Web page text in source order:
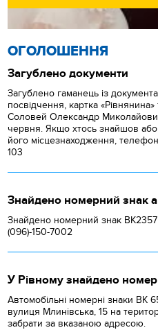
ОГОЛОШЕННЯ
Загублено документи
Загублено гаманець із
посвідчення, картка «Рівнянина»
Соловей Олександр
червня. Якщо хтось знайшов
його місцезнаходження,
103
Знайдено номерний знак
Знайдено номерний знак
(096)-150-7002
У Рівному знайдено
Автомобільні номерні знаки BK
вулиця Млинівська, 15 на
забрати за вказаною адресою.